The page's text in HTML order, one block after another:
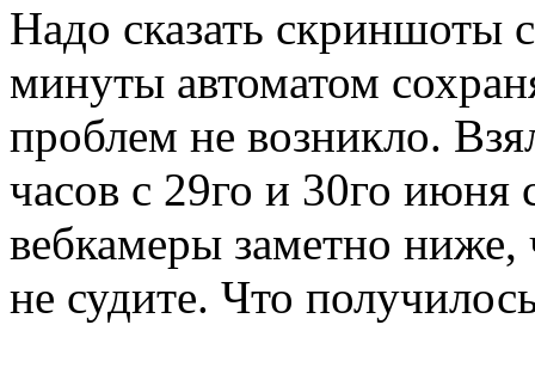
Надо сказать скриншоты
минуты автоматом
проблем не возникло.
часов с 29го и 30го июня
вебкамеры заметно
не судите. Что